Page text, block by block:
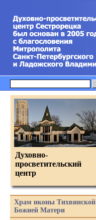
Духовно-
просветительский
центр
Храм иконы Тихвинской
Божией Матери